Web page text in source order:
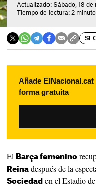
Actualizado: Sábado, 18 de
Tiempo de lectura: 2
Añade
forma gratuita
El Barça femenino
Reina después de la
Sociedad en el Estadio